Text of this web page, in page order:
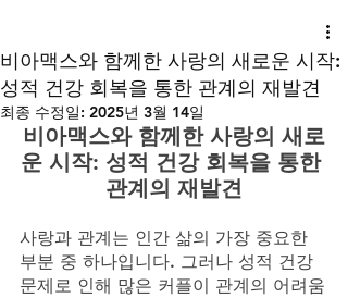
비아맥스와 함께한 사랑의 새로운 시작:
성적 건강 회복을 통한 관계의 재발견
최종 수정일: 2025년 3월 14일
비아맥스와 함께한 사랑의 새로
운 시작: 성적 건강 회복을 통한
관계의 재발견
사랑과 관계는 인간 삶의 가장 중요한
부분 중 하나입니다. 그러나 성적 건강
문제로 인해 많은 커플이 관계의 어려움